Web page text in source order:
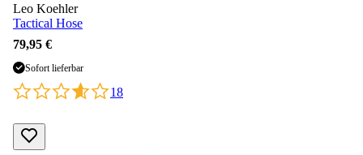
Leo Koehler
Tactical Hose
79,95 €
Sofort lieferbar
18